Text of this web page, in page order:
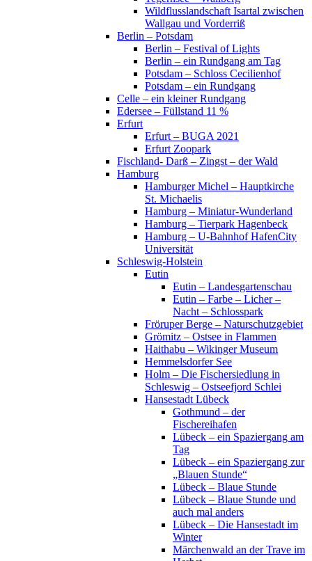
Wildflusslandschaft Isartal zwischen
Wallgau und Vorderriß
Berlin – Potsdam
Berlin – Festival of Lights
Berlin – ein Rundgang am Tag
Potsdam – Schloss Cecilienhof
Potsdam – ein Rundgang
Celle – ein kleiner Rundgang
Edersee – Füllstand 11 %
Erfurt
Erfurt – BUGA 2021
Erfurt Zoopark
Fischland- Darß – Zingst – der Wald
Hamburg
Hamburger Michel – Hauptkirche
St. Michaelis
Hamburg – Miniatur-Wunderland
Hamburg – Tierpark Hagenbeck
Hamburg – U-Bahnhof HafenCity
Universität
Schleswig-Holstein
Eutin
Eutin – Landesgartenschau
Eutin – Farbe – Licher –
Nacht – Schlosspark
Fröruper Berge – Naturschutzgebiet
Grömitz – Ostsee in Flammen
Haithabu – Wikinger Museum
Hemmelsdorfer See
Holm – Die Fischersiedlung in
Schleswig – Ostseefjord Schlei
Hansestadt Lübeck
Gothmund – der
Fischereihafen
Lübeck – ein Spaziergang am
Tag
Lübeck – ein Spaziergang zur
„Blauen Stunde“
Lübeck – Blaue Stunde
Lübeck – Blaue Stunde und
auch mal anders
Lübeck – Die Hansestadt im
Winter
Märchenwald an der Trave im